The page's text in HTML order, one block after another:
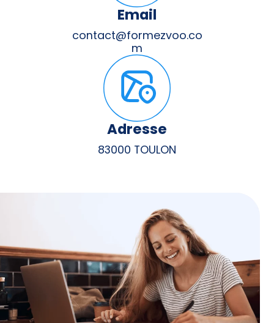
Email
contact@formezvoo.co
m
Adresse
83000 TOULON